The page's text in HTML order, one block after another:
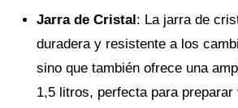
Jarra de Cristal: La jarra de
duradera y resistente a los
sino que también ofrece una
1,5 litros, perfecta para